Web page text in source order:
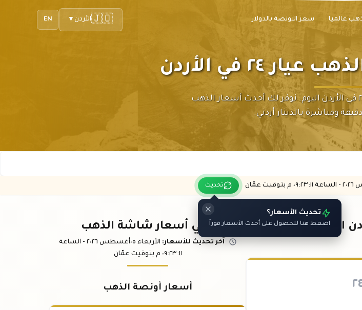
عالميا سعر الاونصة بالدولار EN 🇯🇴الأردن ▼
٢٤ في الأردن
تابع سعر نصف اونصة الذهب عيار ٢٤ في الأردن اليوم. نوفر لك أحدث أسعار الذهب
ومباشرة بالدينار أردني.
٢٠٢٦ - الساعة :١١ م بتوقيت عمّان تحديث
تحديث الأسعار؟
اضغط هنا للحصول على أحدث الأسعار فوراًباقي أسعار شاشة الذهب
آخر تحديث للأسعار: الأربعاء ٠٥ أغسطس ٢٠٢٦ -
الساعة
٠٩:٢٣:١١ م بتوقيت عمّان
أسعار أونصة الذهب